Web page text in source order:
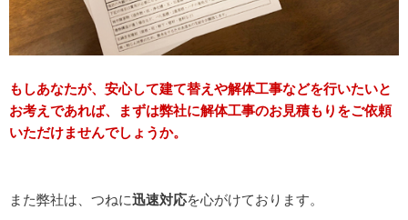
もしあなたが、安心して建て替えや解体工事などを行いたいと
お考えであれば、まずは弊社に解体工事のお見積もりをご依頼
いただけませんでしょうか。
また弊社は、つねに迅速対応を心がけております。